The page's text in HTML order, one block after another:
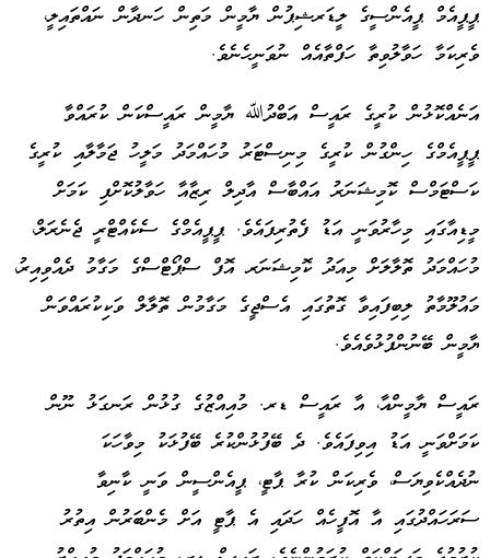
ޕީޕީއެމް ޕީއެންސީގެ ލީޑަރޝިޕުން ޔާމީން މަތިން ހަނދާން ނައްތައިލީ،
ވެރިކަމާ ހަވާލުވިތާ ހަފްތާއެއް ނުވަނީހެނެވެ.
އަނެއްކޮޅުން ކުރީގެ ރައީސް އަބްދުﷲ ޔާމީން ރައީސްކަން ކުރައްވާ
ޕީޕީއެމްގެ ހިންގުން ކުރީގެ މިނިސްޓަރު މުހައްމަދު މަލީހު ޖަމާލާއި ކުރީގެ
ކަސްޓަމްސް ކޮމިޝަނަރު އައްބާސް އާދިލް ރިޒާއާ ހަވާލުކޮށްފި ކަމަށް
މީޑިއާގައި މިހާރުވަނީ އަޑު ފެތުރިފައެވެ. ޕީޕީއެމްގެ ސެކެއްޓްރީ ޖެނެރަލް،
މުހައްމަދު ތޮލާލަށް މިއަދު ކޮމިޝަނަރ އޮފް ސްޕޯޓްސްގެ މަގާމު ދެއްވިއިރު،
މައުލޫމާތު ލިބިފައިވާ ގޮތުގައި އެސްޖީގެ މަގާމުން ތޮލާލް ވަކިކުރައްވަން
ޔާމީން ބޭނުންފުޅުވެއެވެ.
ރައީސް ޔާމީންއާ، އާ ރައީސް ޑރ. މުއިއްޒުގެ ގުޅުން ރަނގަޅު ނޫން
ކަމަށްވަނީ އަޑު އިވިފައެވެ. ދެ ބޭފުޅުންކުރެ ބޭފުޅަކު މިވާހަކަ
ނުދެއްކެވިޔަސް، ވެރިކަން ކުރާ ޕާޓީ، ޕީއެންސީން ވަނީ ކާނިވާ
ސަރަހައްދުގައި އާ އޮފީހެއް ހަދައި އެ ޕާޓީ އަށް މެންބަރުން އިތުރު